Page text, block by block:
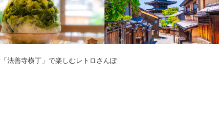
法善寺横丁」で楽しむレトロさんぽ